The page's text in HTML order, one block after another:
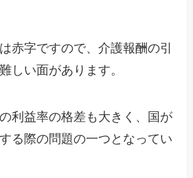
赤字ですので、介護報酬の引
しい面があります。
利益率の格差も大きく、国が
る際の問題の一つとなってい